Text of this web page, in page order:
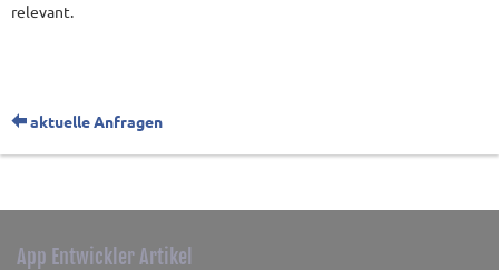
relevant.
aktuelle Anfragen
App Entwickler Artikel